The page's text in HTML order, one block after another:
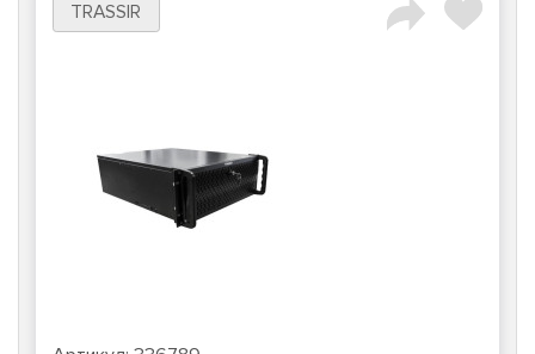
TRASSIR